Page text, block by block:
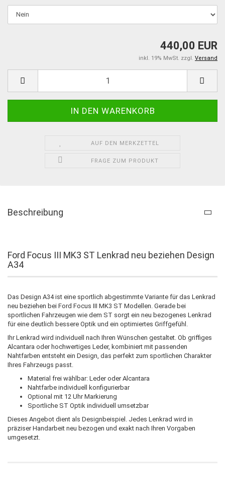
440,00 EUR
inkl. 19% MwSt. zzgl. Versand
AUF DEN MERKZETTEL
FRAGE ZUM PRODUKT
Beschreibung
Ford Focus III MK3 ST Lenkrad neu beziehen Design
A34
Das Design A34 ist eine sportlich abgestimmte Variante für das Lenkrad
neu beziehen bei Ford Focus III MK3 ST Modellen. Gerade bei
sportlichen Fahrzeugen wie dem ST sorgt ein neu bezogenes Lenkrad
für eine deutlich bessere Optik und ein optimiertes Griffgefühl.
Ihr Lenkrad wird individuell nach Ihren Wünschen gestaltet. Ob griffiges
Alcantara oder hochwertiges Leder, kombiniert mit passenden
Nahtfarben entsteht ein Design, das perfekt zum sportlichen Charakter
Ihres Fahrzeugs passt.
Material frei wählbar: Leder oder Alcantara
Nahtfarbe individuell konfigurierbar
Optional mit 12 Uhr Markierung
Sportliche ST Optik individuell umsetzbar
Dieses Angebot dient als Designbeispiel. Jedes Lenkrad wird in
präziser Handarbeit neu bezogen und exakt nach Ihren Vorgaben
umgesetzt.